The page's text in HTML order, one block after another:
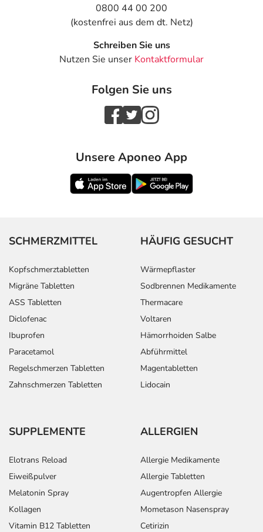
0800 44 00 200
(kostenfrei aus dem dt. Netz)
Schreiben Sie uns
Nutzen Sie unser Kontaktformular
Folgen Sie uns
Unsere Aponeo App
SCHMERZMITTEL
Kopfschmerztabletten
Migräne Tabletten
ASS Tabletten
Diclofenac
Ibuprofen
Paracetamol
Regelschmerzen Tabletten
Zahnschmerzen Tabletten
HÄUFIG GESUCHT
Wärmepflaster
Sodbrennen Medikamente
Thermacare
Voltaren
Hämorrhoiden Salbe
Abführmittel
Magentabletten
Lidocain
SUPPLEMENTE
Elotrans Reload
Eiweißpulver
Melatonin Spray
Kollagen
Vitamin B12 Tabletten
ALLERGIEN
Allergie Medikamente
Allergie Tabletten
Augentropfen Allergie
Mometason Nasenspray
Cetirizin